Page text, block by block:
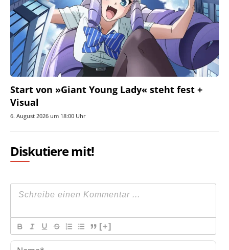
Start von »Giant Young Lady« steht fest +
Visual
6. August 2026 um 18:00 Uhr
Diskutiere mit!
[+]